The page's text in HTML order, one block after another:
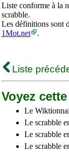
Liste conforme à la
scrabble.
Les définitions sont
1Mot.net
.
Liste
Voyez
Le
Le scrabble
Le scrabble
Le scrabble